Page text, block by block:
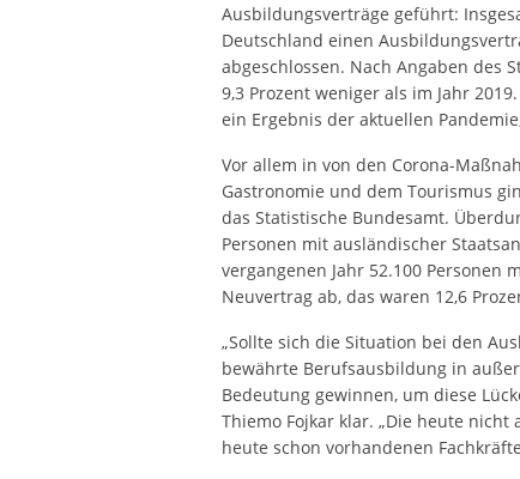
Ausbildungsverträge geführt:
Deutschland einen
abgeschlossen. Nach Angaben des
9,3 Prozent weniger als im Jahr
ein Ergebnis der aktuellen
Vor allem in von den Corona-
Gastronomie und dem Tourismus
das Statistische Bundesamt.
Personen mit ausländischer
vergangenen Jahr 52.100 Personen
Neuvertrag ab, das waren 12,6
„Sollte sich die Situation bei den
bewährte Berufsausbildung in
Bedeutung gewinnen, um diese
Thiemo Fojkar klar. „Die heute
heute schon vorhandenen